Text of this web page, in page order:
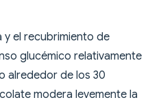
y el recubrimiento de
glucémico relativamente
alrededor de los 30
modera levemente la